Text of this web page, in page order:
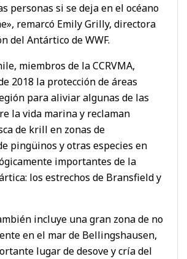
personas si se deja en el océano
remarcó Emily Grilly, directora
del Antártico de WWF.
miembros de la CCRVMA,
2018 la protección de áreas
para aliviar algunas de las
la vida marina y reclaman
de krill en zonas de
pingüinos y otras especies en
importantes de la
los estrechos de Bransfield y
incluye una gran zona de no
en el mar de Bellingshausen,
lugar de desove y cría del